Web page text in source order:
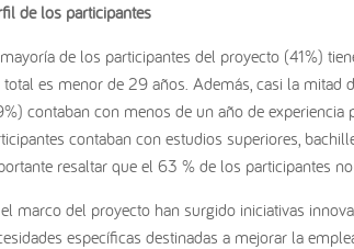
de los participantes
de los participantes del proyecto (41%)
total es menor de 29 años. Además, casi la mitad
contaban con menos de un año de
contaban con estudios superiores,
resaltar que el 63 % de los participantes
marco del proyecto han surgido iniciativas
específicas destinadas a mejorar la